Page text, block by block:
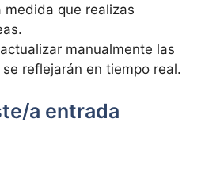
que realizas
manualmente las
reflejarán en tiempo real.
a entrada